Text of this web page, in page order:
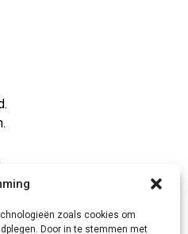
zoals cookies om
Door in te stemmen met